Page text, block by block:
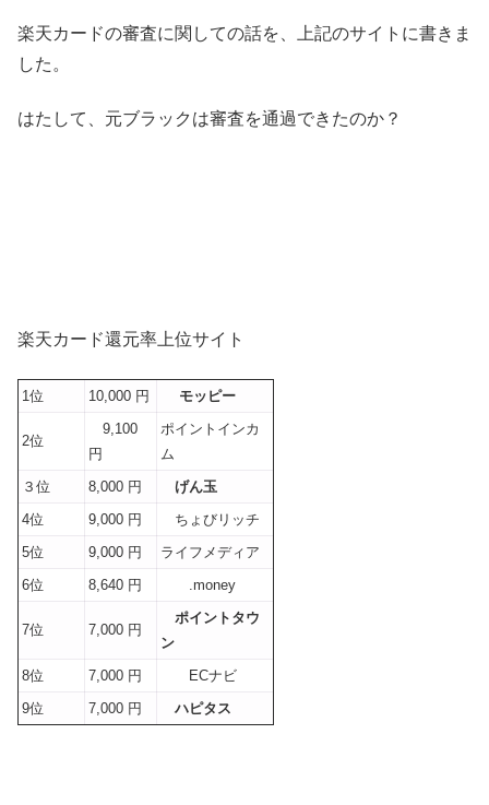
楽天カードの審査に関しての話を、上記のサイトに書きま
した。
はたして、元ブラックは審査を通過できたのか？
楽天カード還元率上位サイト
1位 10,000 円 モッピー
2位
9,100
円
ポイントインカ
ム
３位
8,000 円
げん玉
4位
9,000 円
ちょびリッチ
5位
9,000 円
ライフメディア
6位
8,640 円 .money
7位 7,000 円
ポイントタウ
ン
8位
7,000 円
ECナビ
9位
7,000 円 ハピタス